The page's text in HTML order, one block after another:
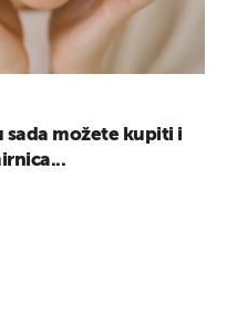
sada možete kupiti i